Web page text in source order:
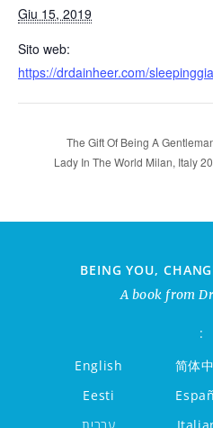
Giu 15, 2019
Sito web:
https://drdainheer.com/
The Gift Of Being A
Lady In The World Milan, Italy
BEING YOU,
A book from
:
English
简体
Eesti